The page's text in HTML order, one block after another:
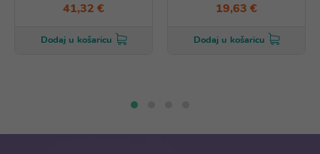
41,32 €
Dodaj u košaricu
19,63 €
Dodaj u košaricu